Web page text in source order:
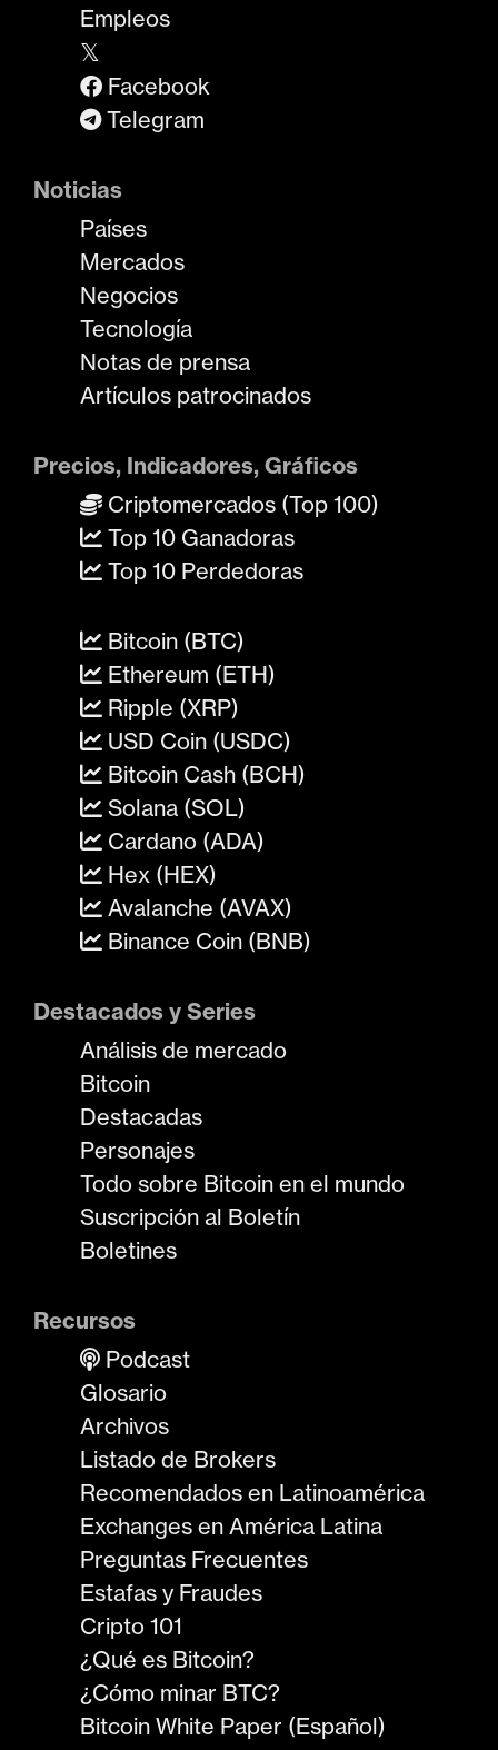
Empleos
𝕏
Facebook
Telegram
Noticias
Países
Mercados
Negocios
Tecnología
Notas de prensa
Artículos patrocinados
Precios, Indicadores, Gráficos
Criptomercados (Top 100)
Top 10 Ganadoras
Top 10 Perdedoras
Bitcoin (BTC)
Ethereum (ETH)
Ripple (XRP)
USD Coin (USDC)
Bitcoin Cash (BCH)
Solana (SOL)
Cardano (ADA)
Hex (HEX)
Avalanche (AVAX)
Binance Coin (BNB)
Destacados y Series
Análisis de mercado
Bitcoin
Destacadas
Personajes
Todo sobre Bitcoin en el mundo
Suscripción al Boletín
Boletines
Recursos
Podcast
Glosario
Archivos
Listado de Brokers
Recomendados en Latinoamérica
Exchanges en América Latina
Preguntas Frecuentes
Estafas y Fraudes
Cripto 101
¿Qué es Bitcoin?
¿Cómo minar BTC?
Bitcoin White Paper (Español)